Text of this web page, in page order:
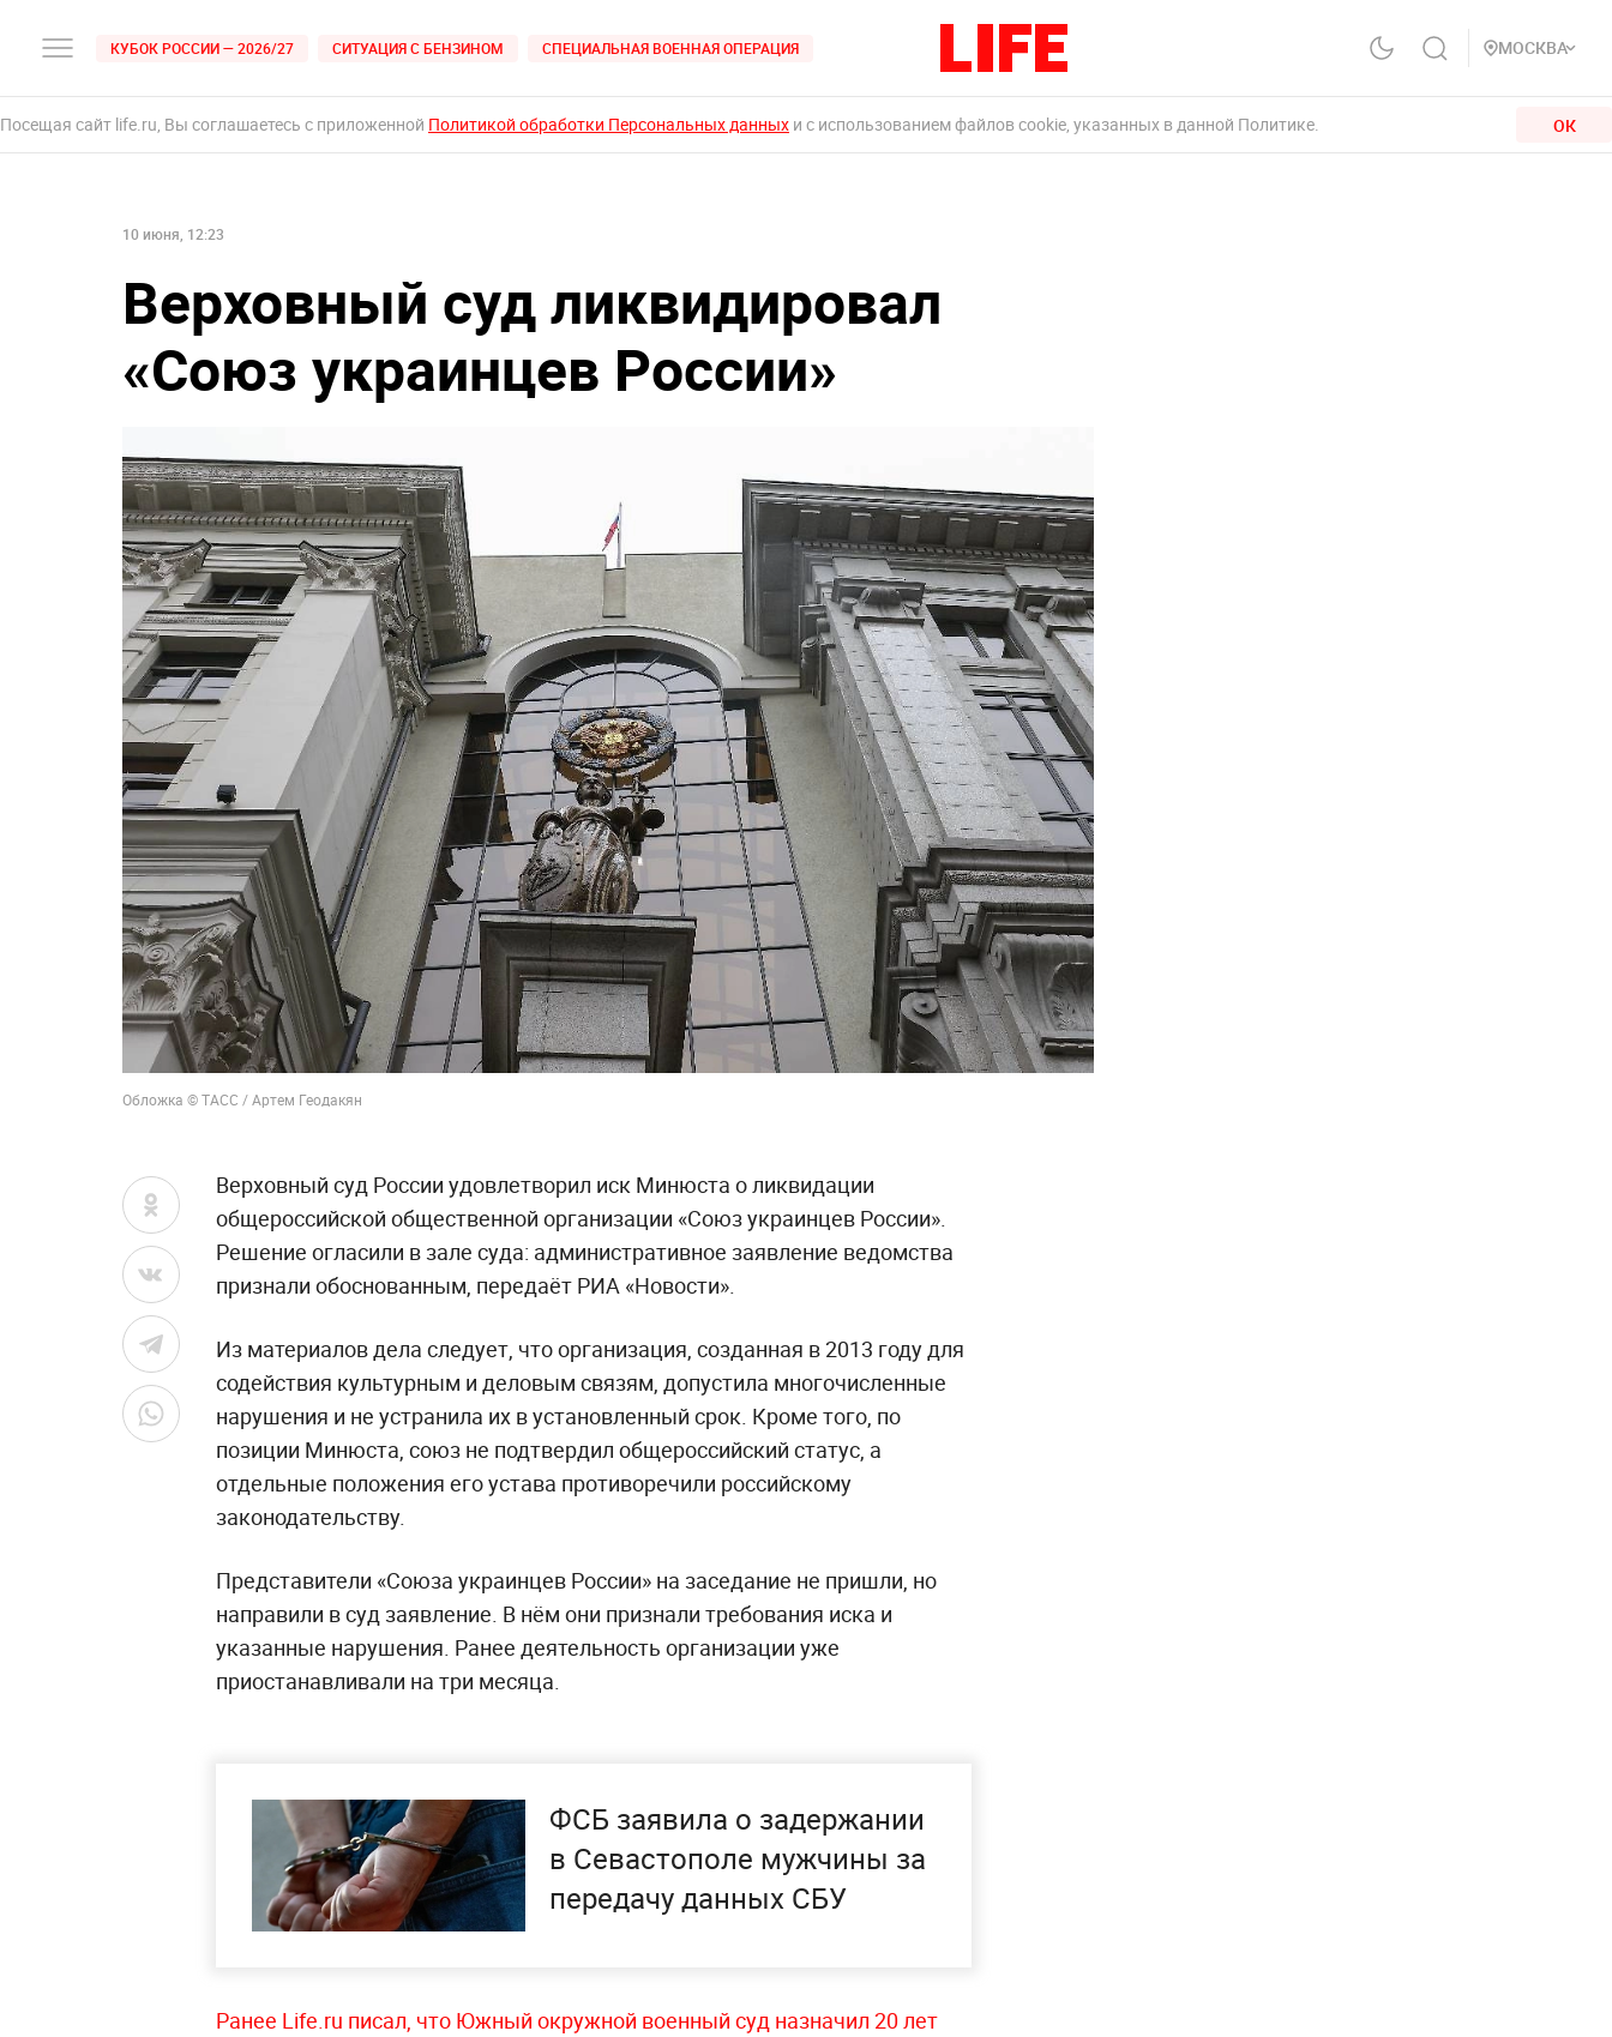
КУБОК РОССИИ — 2026/27 СИТУАЦИЯ С БЕНЗИНОМ СПЕЦИАЛЬНАЯ ВОЕННАЯ ОПЕРАЦИЯ МОСКВА
Посещая сайт life.ru, Вы соглашаетесь с приложенной Политикой обработки Персональных данных и с использованием файлов cookie, указанных в данной Политике. ОК
10 июня, 12:23
Верховный суд ликвидировал
«Союз украинцев России»
Обложка © ТАСС / Артем Геодакян
Верховный суд России удовлетворил иск Минюста о ликвидации
общероссийской общественной организации «Союз украинцев России».
Решение огласили в зале суда: административное заявление ведомства
признали обоснованным, передаёт РИА «Новости».
Из материалов дела следует, что организация, созданная в 2013 году для
содействия культурным и деловым связям, допустила многочисленные
нарушения и не устранила их в установленный срок. Кроме того, по
позиции Минюста, союз не подтвердил общероссийский статус, а
отдельные положения его устава противоречили российскому
законодательству.
Представители «Союза украинцев России» на заседание не пришли, но
направили в суд заявление. В нём они признали требования иска и
указанные нарушения. Ранее деятельность организации уже
приостанавливали на три месяца.
ФСБ заявила о задержании
в Севастополе мужчины за
передачу данных СБУ
Ранее Life.ru писал, что Южный окружной военный суд назначил 20 лет